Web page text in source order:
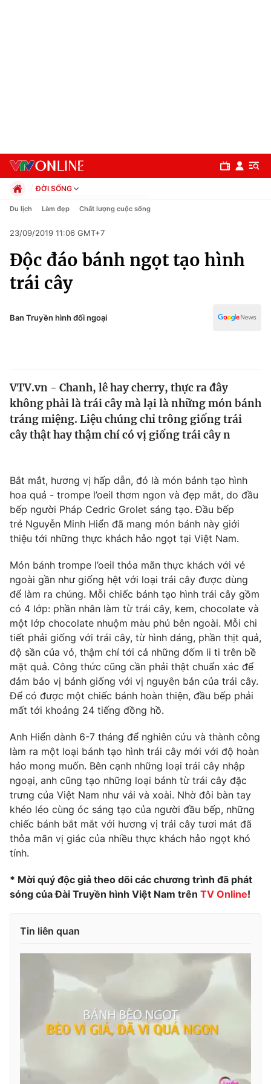
Chuyên mục
Chính trị
Thế giới
Tin tức
Câu chuyện quốc tế
Tài chính
Thị trường
Góc doanh nghiệp
Dữ liệu và đời sống
Truyền hình
Phim VTV
Hậu trường
Nhân vật
Khán giả
Giải sao mai
Điện ảnh
Âm nhạc
Sao
Đời sống
Du lịch
Làm đẹp
Chất lượng cuộc sống
Giáo dục
Tuyển sinh
Học trực tuyến
Công nghệ
Hitech Công nghệ tương lai
Sản phẩm
Thị trường
Tư vấn
Giao lưu trực tuyến
Lịch phát sóng
Chuyên mục khác
Emagazine Podcast
Photo Infographic
VTV Money VTV Thể thao
VTV Sức khoẻ
Thị trường 24h
Vươn mình bằng AI
VTV9
English
ĐỜI SỐNG
Chính trị
Pháp luật
Kinh tế
Thể thao
Truyền hình
Y tế
Du lịch Làm đẹp Chất lượng cuộc sống
23/09/2019 11:06 GMT+7
Độc đáo bánh ngọt tạo hình
trái cây
Ban Truyền hình đối ngoại
VTV.vn - Chanh, lê hay cherry, thực ra đây
không phải là trái cây mà lại là những món bánh
tráng miệng. Liệu chúng chỉ trông giống trái
cây thật hay thậm chí có vị giống trái cây n
Bắt mắt, hương vị hấp dẫn, đó là món bánh tạo hình
hoa quả - trompe l’oeil thơm ngon và đẹp mắt, do đầu
bếp người Pháp Cedric Grolet sáng tạo. Đầu bếp
trẻ Nguyễn Minh Hiển đã mang món bánh này giới
thiệu tới những thực khách hảo ngọt tại Việt Nam.
Món bánh trompe l’oeil thỏa mãn thực khách với vẻ
ngoài gần như giống hệt với loại trái cây được dùng
để làm ra chúng. Mỗi chiếc bánh tạo hình trái cây gồm
có 4 lớp: phần nhân làm từ trái cây, kem, chocolate và
một lớp chocolate nhuộm màu phủ bên ngoài. Mỗi chi
tiết phải giống với trái cây, từ hình dáng, phần thịt quả,
độ sần của vỏ, thậm chí tới cả những đốm li ti trên bề
mặt quả. Công thức cũng cần phải thật chuẩn xác để
đảm bảo vị bánh giống với vị nguyên bản của trái cây.
Để có được một chiếc bánh hoàn thiện, đầu bếp phải
mất tới khoảng 24 tiếng đồng hồ.
Anh Hiển dành 6-7 tháng để nghiên cứu và thành công
làm ra một loại bánh tạo hình trái cây mới với độ hoàn
hảo mong muốn. Bên cạnh những loại trái cây nhập
ngoại, anh cũng tạo những loại bánh từ trái cây đặc
trưng của Việt Nam như vải và xoài. Nhờ đôi bàn tay
khéo léo cùng óc sáng tạo của người đầu bếp, những
chiếc bánh bắt mắt với hương vị trái cây tươi mát đã
thỏa mãn vị giác của nhiều thực khách hảo ngọt khó
tính.
* Mời quý độc giả theo dõi các chương trình đã phát
sóng của Đài Truyền hình Việt Nam trên TV Online!
Tin liên quan